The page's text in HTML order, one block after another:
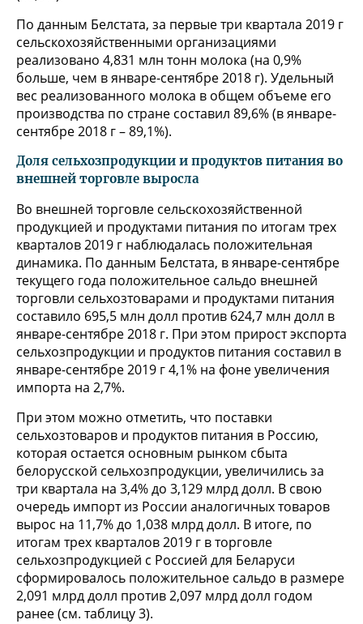
По данным Белстата, за первые три квартала 2019 г
сельскохозяйственными организациями
реализовано 4,831 млн тонн молока (на 0,9%
больше, чем в январе-сентябре 2018 г). Удельный
вес реализованного молока в общем объеме его
производства по стране составил 89,6% (в январе-
сентябре 2018 г – 89,1%).
Доля сельхозпродукции и продуктов питания во
внешней торговле выросла
Во внешней торговле сельскохозяйственной
продукцией и продуктами питания по итогам трех
кварталов 2019 г наблюдалась положительная
динамика. По данным Белстата, в январе-сентябре
текущего года положительное сальдо внешней
торговли сельхозтоварами и продуктами питания
составило 695,5 млн долл против 624,7 млн долл в
январе-сентябре 2018 г. При этом прирост экспорта
сельхозпродукции и продуктов питания составил в
январе-сентябре 2019 г 4,1% на фоне увеличения
импорта на 2,7%.
При этом можно отметить, что поставки
сельхозтоваров и продуктов питания в Россию,
которая остается основным рынком сбыта
белорусской сельхозпродукции, увеличились за
три квартала на 3,4% до 3,129 млрд долл. В свою
очередь импорт из России аналогичных товаров
вырос на 11,7% до 1,038 млрд долл. В итоге, по
итогам трех кварталов 2019 г в торговле
сельхозпродукцией с Россией для Беларуси
сформировалось положительное сальдо в размере
2,091 млрд долл против 2,097 млрд долл годом
ранее (см. таблицу 3).